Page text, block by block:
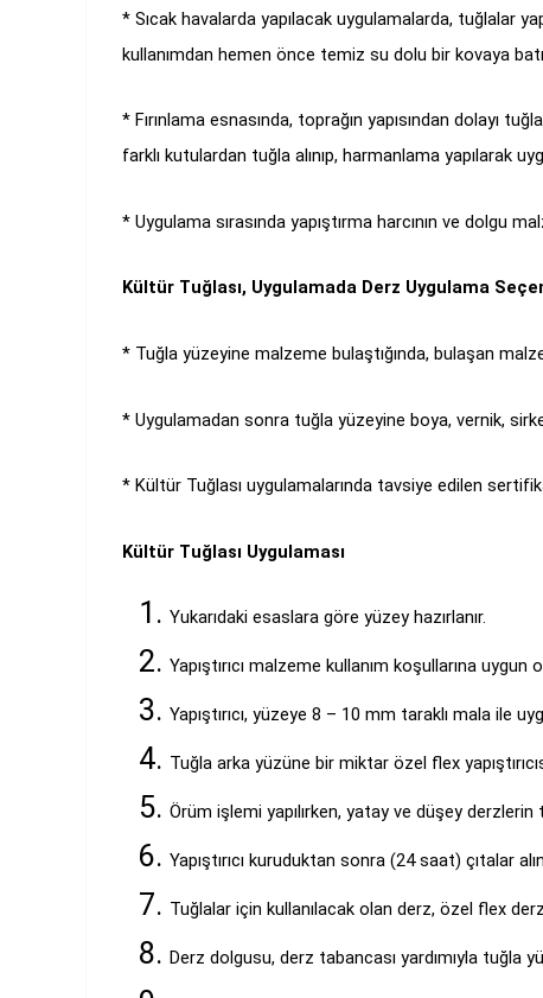
* Sıcak havalarda yapılacak uygulamalarda, tuğlalar
kullanımdan hemen önce temiz su dolu bir kovaya
* Fırınlama esnasında, toprağın yapısından dolayı
farklı kutulardan tuğla alınıp, harmanlama yapılarak
* Uygulama sırasında yapıştırma harcının ve dolgu
Kültür Tuğlası, Uygulamada Derz Uygulama
* Tuğla yüzeyine malzeme bulaştığında, bulaşan
* Uygulamadan sonra tuğla yüzeyine boya, vernik,
* Kültür Tuğlası uygulamalarında tavsiye edilen
Kültür Tuğlası Uygulaması
Yukarıdaki esaslara göre yüzey hazırlanır.
Yapıştırıcı malzeme kullanım koşullarına uygun
Yapıştırıcı, yüzeye 8 – 10 mm taraklı mala ile
Tuğla arka yüzüne bir miktar özel flex
Örüm işlemi yapılırken, yatay ve düşey
Yapıştırıcı kuruduktan sonra (24 saat) çıtalar
Tuğlalar için kullanılacak olan derz, özel flex
Derz dolgusu, derz tabancası yardımıyla tuğla